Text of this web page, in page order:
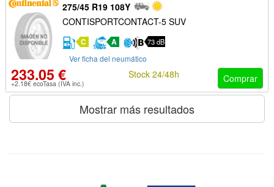
275/45 R19 108Y
CONTISPORTCONTACT-5 SUV
C A 73 dB
Ver ficha del neumático
233.05 €
+2.18€ ecoTasa (IVA inc.) Comprar
Stock 24/48h
Mostrar más resultados